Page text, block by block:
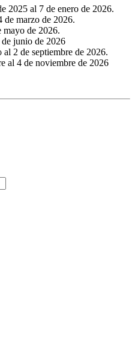
2025 al 7 de enero de 2026.
marzo de 2026.
de 2026.
junio de 2026
2 de septiembre de 2026.
al 4 de noviembre de 2026